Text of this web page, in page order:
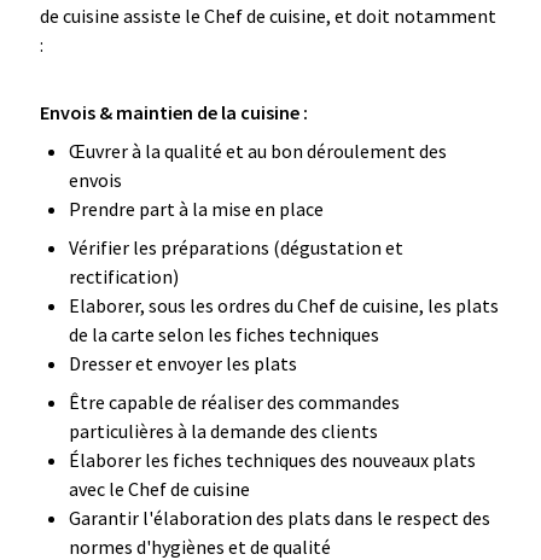
de cuisine assiste le Chef de cuisine, et doit notamment
:
Envois & maintien de la cuisine :
Œuvrer à la qualité et au bon déroulement des
envois
Prendre part à la mise en place
Vérifier les préparations (dégustation et
rectification)
Elaborer, sous les ordres du Chef de cuisine, les plats
de la carte selon les fiches techniques
Dresser et envoyer les plats
Être capable de réaliser des commandes
particulières à la demande des clients
Élaborer les fiches techniques des nouveaux plats
avec le Chef de cuisine
Garantir l'élaboration des plats dans le respect des
normes d'hygiènes et de qualité